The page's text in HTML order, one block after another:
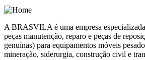
A BRASVILA é uma empresa
peças manutenção, reparo e peças de
genuínas) para equipamentos móveis
mineração, siderurgia, construção civil e